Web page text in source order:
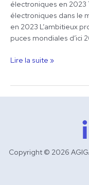
électroniques en 2023
électroniques dans le
en 2023 L’ambitieux
puces mondiales d’ici
Lire la suite »
Copyright © 2026